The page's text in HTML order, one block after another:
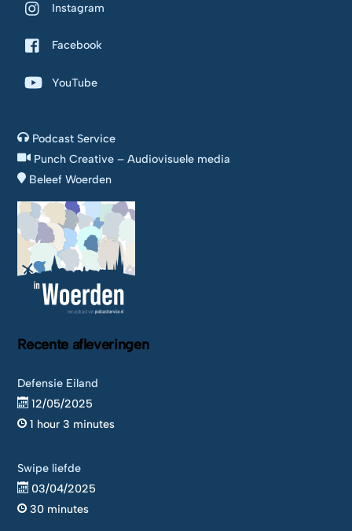
Instagram
Facebook
YouTube
Podcast Service
Punch Creative – Audiovisuele media
Beleef Woerden
Recente afleveringen
Defensie Eiland
12/05/2025
1 hour 3 minutes
Swipe liefde
03/04/2025
30 minutes